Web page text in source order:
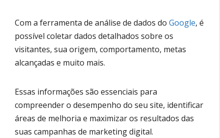
Com a ferramenta de análise de dados do Google, é
possível coletar dados detalhados sobre os
visitantes, sua origem, comportamento, metas
alcançadas e muito mais.
Essas informações são essenciais para
compreender o desempenho do seu site, identificar
áreas de melhoria e maximizar os resultados das
suas campanhas de marketing digital.